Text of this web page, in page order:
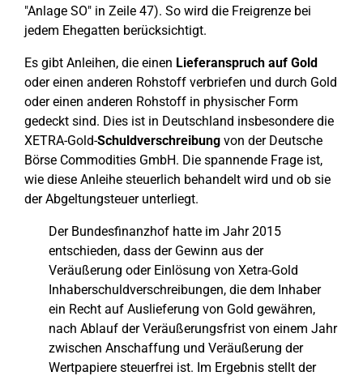
"Anlage SO" in Zeile 47). So wird die Freigrenze bei
jedem Ehegatten berücksichtigt.
Es gibt Anleihen, die einen Lieferanspruch auf Gold
oder einen anderen Rohstoff verbriefen und durch Gold
oder einen anderen Rohstoff in physischer Form
gedeckt sind. Dies ist in Deutschland insbesondere die
XETRA-Gold-Schuldverschreibung von der Deutsche
Börse Commodities GmbH. Die spannende Frage ist,
wie diese Anleihe steuerlich behandelt wird und ob sie
der Abgeltungsteuer unterliegt.
Der Bundesfinanzhof hatte im Jahr 2015
entschieden, dass der Gewinn aus der
Veräußerung oder Einlösung von Xetra-Gold
Inhaberschuldverschreibungen, die dem Inhaber
ein Recht auf Auslieferung von Gold gewähren,
nach Ablauf der Veräußerungsfrist von einem Jahr
zwischen Anschaffung und Veräußerung der
Wertpapiere steuerfrei ist. Im Ergebnis stellt der